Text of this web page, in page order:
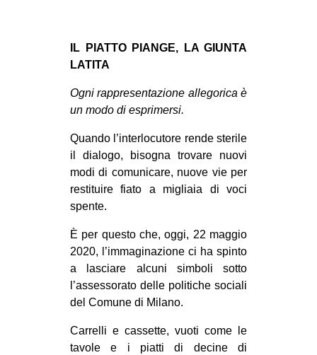
IL PIATTO PIANGE, LA GIUNTA
LATITA
Ogni rappresentazione allegorica è
un modo di esprimersi.
Quando l’interlocutore rende sterile
il dialogo, bisogna trovare nuovi
modi di comunicare, nuove vie per
restituire fiato a migliaia di voci
spente.
È per questo che, oggi, 22 maggio
2020, l’immaginazione ci ha spinto
a lasciare alcuni simboli sotto
l’assessorato delle politiche sociali
del Comune di Milano.
Carrelli e cassette, vuoti come le
tavole e i piatti di decine di